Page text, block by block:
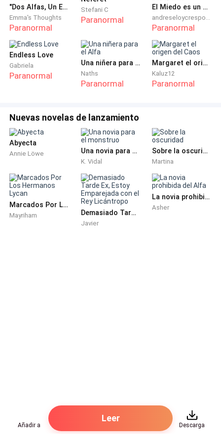
luz dentro de mi corazón. ya lo pedí perdón desde hoy
lo llevaré adentro de mi corazón si antes lo defendía
ahora con mucha razón"
"Dicho por alguien: Es muy triste la historia de Lucifer.
Sufrió mucho por todo lo que le ordeno hacer. Lo bello
es que lo hizo con amor. No se le confunde con Satán
"Dos Alfas, Un Esclavo"
Emma's Thoughts
Paranormal
Stefani C
Paranormal
El Miedo es un Espejismo
Paranormal
Endless Love
Gabriela
Paranormal
Una niñera para el Alfa
Naths
Paranormal
Margaret el origen del Caos
Kaluz12
Paranormal
Nuevas novelas de lanzamiento
Abyecta
Annie Löwe Una novia para el monstruo
K. Vidal
Sobre la oscuridad
Martina
Marcados Por Los Hermanos Lycan
Mayriham Demasiado Tarde Ex, Estoy Emparejada con el Rey Licántropo
Javier
La novia prohibida del Alfa
Asher
Añadir a
Leer
Descarga